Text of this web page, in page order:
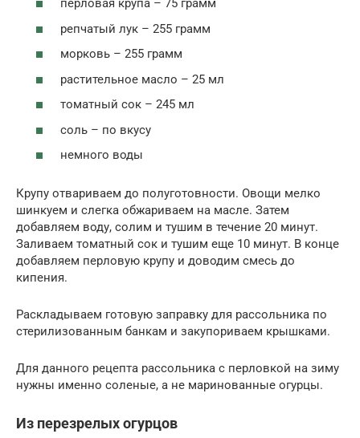
перловая крупа – 75 грамм
репчатый лук – 255 грамм
морковь – 255 грамм
растительное масло – 25 мл
томатный сок – 245 мл
соль – по вкусу
немного воды
Крупу отвариваем до полуготовности. Овощи мелко
шинкуем и слегка обжариваем на масле. Затем
добавляем воду, солим и тушим в течение 20 минут.
Заливаем томатный сок и тушим еще 10 минут. В конце
добавляем перловую крупу и доводим смесь до
кипения.
Раскладываем готовую заправку для рассольника по
стерилизованным банкам и закупориваем крышками.
Для данного рецепта рассольника с перловкой на зиму
нужны именно соленые, а не маринованные огурцы.
Из перезрелых огурцов